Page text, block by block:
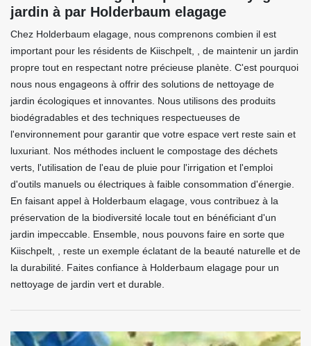
jardin à par Holderbaum elagage
Chez Holderbaum elagage, nous comprenons combien il est
important pour les résidents de Kiischpelt, , de maintenir un jardin
propre tout en respectant notre précieuse planète. C'est pourquoi
nous nous engageons à offrir des solutions de nettoyage de
jardin écologiques et innovantes. Nous utilisons des produits
biodégradables et des techniques respectueuses de
l'environnement pour garantir que votre espace vert reste sain et
luxuriant. Nos méthodes incluent le compostage des déchets
verts, l'utilisation de l'eau de pluie pour l'irrigation et l'emploi
d'outils manuels ou électriques à faible consommation d'énergie.
En faisant appel à Holderbaum elagage, vous contribuez à la
préservation de la biodiversité locale tout en bénéficiant d'un
jardin impeccable. Ensemble, nous pouvons faire en sorte que
Kiischpelt, , reste un exemple éclatant de la beauté naturelle et de
la durabilité. Faites confiance à Holderbaum elagage pour un
nettoyage de jardin vert et durable.